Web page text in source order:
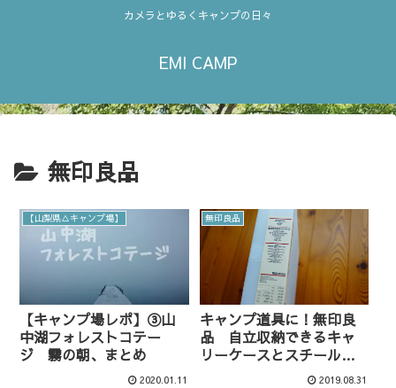
カメラとゆるくキャンプの日々
EMI CAMP
無印良品
【山梨県△キャンプ場】
【キャンプ場レポ】③山
中湖フォレストコテー
ジ 霧の朝、まとめ
2020.01.11
無印良品
キャンプ道具に！無印良
品 自立収納できるキャ
リーケースとスチール工
2019.08.31